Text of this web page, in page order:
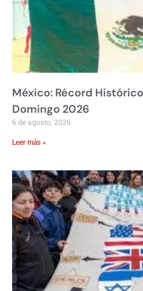
México: Récord
Domingo 2026
6 de agosto, 2026
Leer más »